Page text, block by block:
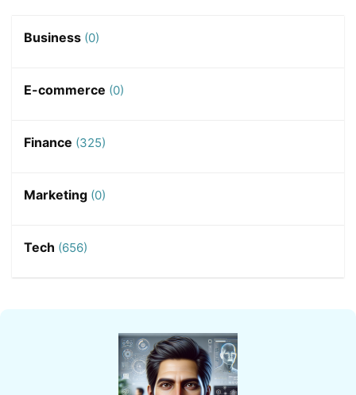
Business (0)
E-commerce (0)
Finance (325)
Marketing (0)
Tech (656)